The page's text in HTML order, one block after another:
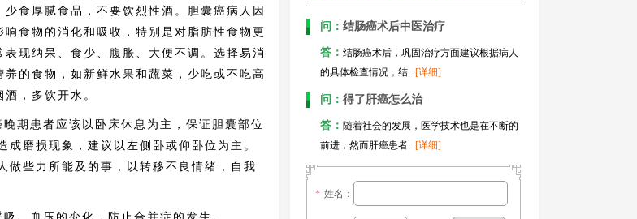
少食厚腻食品，不要饮烈性酒。胆囊癌病人因
响食物的消化和吸收，特别是对脂肪性食物更
表现纳呆、食少、腹胀、大便不调。选择易消
养的食物，如新鲜水果和蔬菜，少吃或不吃高
，多饮开水。
患者应该以卧床休息为主，保证胆囊部位
磨损现象，建议以左侧卧或仰卧位为主。
做些力所能及的事，以转移不良情绪，自我
问： 结肠癌术后中医治疗
答： 结肠癌术后，巩固治疗方面建议根据病人
的具体检查情况，结...[详细]
问： 得了肝癌怎么治
答： 随着社会的发展，医学技术也是在不断的
前进，然而肝癌患者...[详细]
* 姓名：